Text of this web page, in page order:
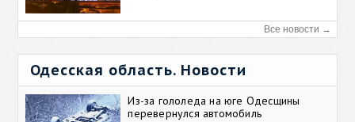
Все новости →
Одесская область. Новости
Из-за гололеда на юге Одесщины
перевернулся автомобиль